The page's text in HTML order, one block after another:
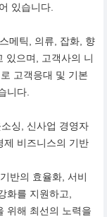
있습니다.
메틱, 의류, 잡화, 향
있으며, 고객사의 니
고객응대 및 기본
니다.
싱, 신사업 경영자
제 비즈니스의 기반
반의 효율화, 서비
화를 지원하고,
위해 최선의 노력을